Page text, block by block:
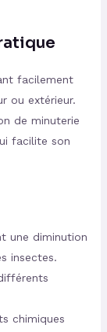
facilement
ou extérieur.
de minuterie
facilite son
une diminution
insectes.
chimiques